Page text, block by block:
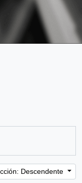
Descendente